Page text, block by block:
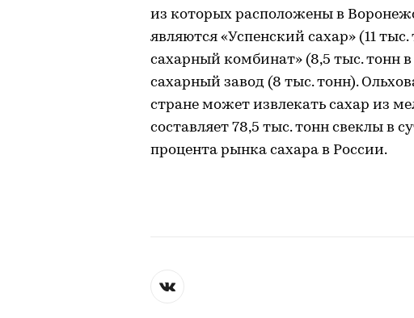
из которых расположены в
являются «Успенский сахар» (11
сахарный комбинат» (8,5 тыс. тонн
сахарный завод (8 тыс. тонн).
стране может извлекать сахар из
составляет 78,5 тыс. тонн свеклы в
процента рынка сахара в России.